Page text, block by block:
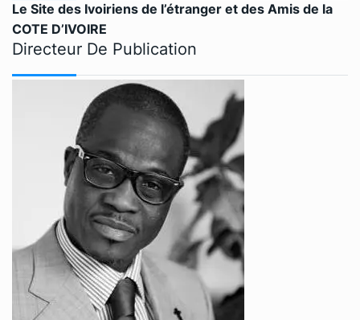
Le Site des Ivoiriens de l’étranger et des Amis de la
COTE D’IVOIRE
Directeur De Publication